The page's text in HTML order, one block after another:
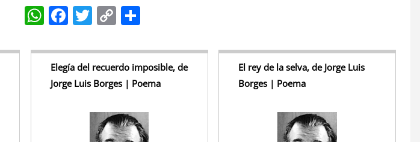
W
h
at
s
A
F
a
c
e
b
T
w
itt
er
C
o
p
y
Li
n
k
S
h
ar
e
Elegía del recuerdo imposible, de
Jorge Luis Borges | Poema
El rey de la selva, de Jorge Luis
Borges | Poema